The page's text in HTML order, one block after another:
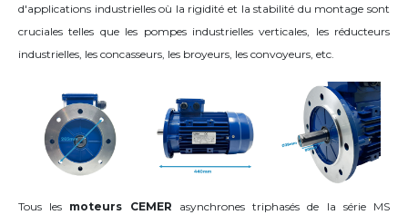
d'applications industrielles où la rigidité et la stabilité du montage sont
cruciales telles que les pompes industrielles verticales, les réducteurs
industrielles, les concasseurs, les broyeurs, les convoyeurs, etc.
Tous les moteurs CEMER asynchrones triphasés de la série MS